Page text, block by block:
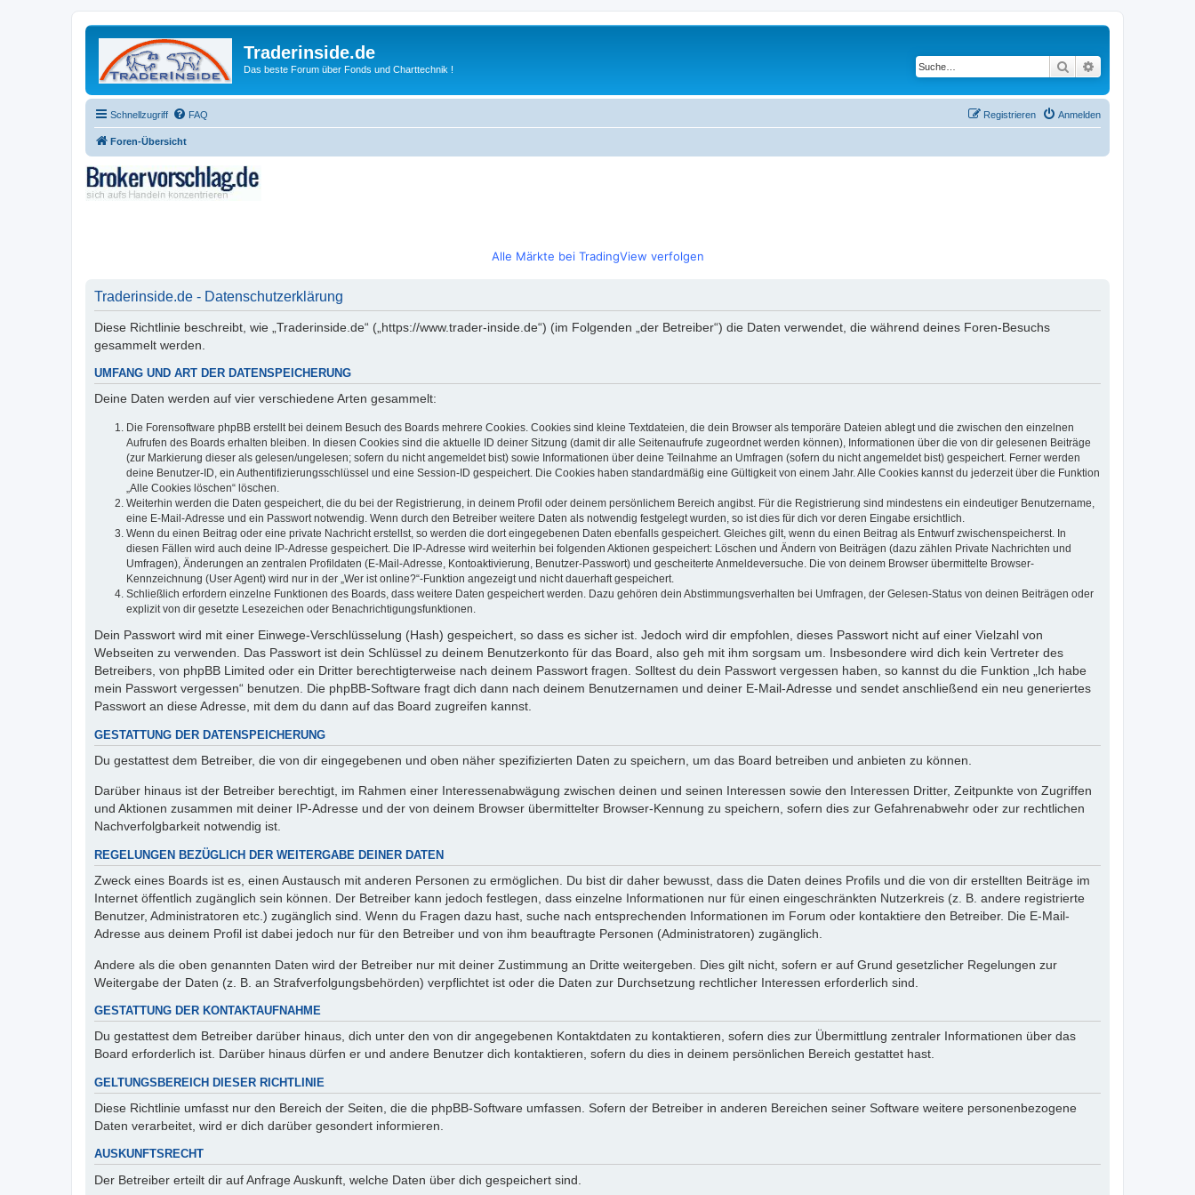
Traderinside.de
Das beste Forum über Fonds und Charttechnik ! Suche
Schnellzugriff FAQ Anmelden
Registrieren
Foren-Übersicht
Alle Märkte bei TradingView verfolgen
Traderinside.de - Datenschutzerklärung
Diese Richtlinie beschreibt, wie „Traderinside.de“ („https://www.trader-inside.de“) (im Folgenden „der Betreiber“) die Daten verwendet, die während deines Foren-Besuchs
gesammelt werden.
UMFANG UND ART DER DATENSPEICHERUNG
Deine Daten werden auf vier verschiedene Arten gesammelt:
Die Forensoftware phpBB erstellt bei deinem Besuch des Boards mehrere Cookies. Cookies sind kleine Textdateien, die dein Browser als temporäre Dateien ablegt und die zwischen den einzelnen
Aufrufen des Boards erhalten bleiben. In diesen Cookies sind die aktuelle ID deiner Sitzung (damit dir alle Seitenaufrufe zugeordnet werden können), Informationen über die von dir gelesenen Beiträge
(zur Markierung dieser als gelesen/ungelesen; sofern du nicht angemeldet bist) sowie Informationen über deine Teilnahme an Umfragen (sofern du nicht angemeldet bist) gespeichert. Ferner werden
deine Benutzer-ID, ein Authentifizierungsschlüssel und eine Session-ID gespeichert. Die Cookies haben standardmäßig eine Gültigkeit von einem Jahr. Alle Cookies kannst du jederzeit über die Funktion
„Alle Cookies löschen“ löschen.
Weiterhin werden die Daten gespeichert, die du bei der Registrierung, in deinem Profil oder deinem persönlichem Bereich angibst. Für die Registrierung sind mindestens ein eindeutiger Benutzername,
eine E-Mail-Adresse und ein Passwort notwendig. Wenn durch den Betreiber weitere Daten als notwendig festgelegt wurden, so ist dies für dich vor deren Eingabe ersichtlich.
Wenn du einen Beitrag oder eine private Nachricht erstellst, so werden die dort eingegebenen Daten ebenfalls gespeichert. Gleiches gilt, wenn du einen Beitrag als Entwurf zwischenspeicherst. In
diesen Fällen wird auch deine IP-Adresse gespeichert. Die IP-Adresse wird weiterhin bei folgenden Aktionen gespeichert: Löschen und Ändern von Beiträgen (dazu zählen Private Nachrichten und
Umfragen), Änderungen an zentralen Profildaten (E-Mail-Adresse, Kontoaktivierung, Benutzer-Passwort) und gescheiterte Anmeldeversuche. Die von deinem Browser übermittelte Browser-
Kennzeichnung (User Agent) wird nur in der „Wer ist online?“-Funktion angezeigt und nicht dauerhaft gespeichert.
Schließlich erfordern einzelne Funktionen des Boards, dass weitere Daten gespeichert werden. Dazu gehören dein Abstimmungsverhalten bei Umfragen, der Gelesen-Status von deinen Beiträgen oder
explizit von dir gesetzte Lesezeichen oder Benachrichtigungsfunktionen.
Dein Passwort wird mit einer Einwege-Verschlüsselung (Hash) gespeichert, so dass es sicher ist. Jedoch wird dir empfohlen, dieses Passwort nicht auf einer Vielzahl von
Webseiten zu verwenden. Das Passwort ist dein Schlüssel zu deinem Benutzerkonto für das Board, also geh mit ihm sorgsam um. Insbesondere wird dich kein Vertreter des
Betreibers, von phpBB Limited oder ein Dritter berechtigterweise nach deinem Passwort fragen. Solltest du dein Passwort vergessen haben, so kannst du die Funktion „Ich habe
mein Passwort vergessen“ benutzen. Die phpBB-Software fragt dich dann nach deinem Benutzernamen und deiner E-Mail-Adresse und sendet anschließend ein neu generiertes
Passwort an diese Adresse, mit dem du dann auf das Board zugreifen kannst.
GESTATTUNG DER DATENSPEICHERUNG
Du gestattest dem Betreiber, die von dir eingegebenen und oben näher spezifizierten Daten zu speichern, um das Board betreiben und anbieten zu können.
Darüber hinaus ist der Betreiber berechtigt, im Rahmen einer Interessenabwägung zwischen deinen und seinen Interessen sowie den Interessen Dritter, Zeitpunkte von Zugriffen
und Aktionen zusammen mit deiner IP-Adresse und der von deinem Browser übermittelter Browser-Kennung zu speichern, sofern dies zur Gefahrenabwehr oder zur rechtlichen
Nachverfolgbarkeit notwendig ist.
REGELUNGEN BEZÜGLICH DER WEITERGABE DEINER DATEN
Zweck eines Boards ist es, einen Austausch mit anderen Personen zu ermöglichen. Du bist dir daher bewusst, dass die Daten deines Profils und die von dir erstellten Beiträge im
Internet öffentlich zugänglich sein können. Der Betreiber kann jedoch festlegen, dass einzelne Informationen nur für einen eingeschränkten Nutzerkreis (z. B. andere registrierte
Benutzer, Administratoren etc.) zugänglich sind. Wenn du Fragen dazu hast, suche nach entsprechenden Informationen im Forum oder kontaktiere den Betreiber. Die E-Mail-
Adresse aus deinem Profil ist dabei jedoch nur für den Betreiber und von ihm beauftragte Personen (Administratoren) zugänglich.
Andere als die oben genannten Daten wird der Betreiber nur mit deiner Zustimmung an Dritte weitergeben. Dies gilt nicht, sofern er auf Grund gesetzlicher Regelungen zur
Weitergabe der Daten (z. B. an Strafverfolgungsbehörden) verpflichtet ist oder die Daten zur Durchsetzung rechtlicher Interessen erforderlich sind.
GESTATTUNG DER KONTAKTAUFNAHME
Du gestattest dem Betreiber darüber hinaus, dich unter den von dir angegebenen Kontaktdaten zu kontaktieren, sofern dies zur Übermittlung zentraler Informationen über das
Board erforderlich ist. Darüber hinaus dürfen er und andere Benutzer dich kontaktieren, sofern du dies in deinem persönlichen Bereich gestattet hast.
GELTUNGSBEREICH DIESER RICHTLINIE
Diese Richtlinie umfasst nur den Bereich der Seiten, die die phpBB-Software umfassen. Sofern der Betreiber in anderen Bereichen seiner Software weitere personenbezogene
Daten verarbeitet, wird er dich darüber gesondert informieren.
AUSKUNFTSRECHT
Der Betreiber erteilt dir auf Anfrage Auskunft, welche Daten über dich gespeichert sind.